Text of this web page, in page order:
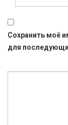
Сохранить моё
для